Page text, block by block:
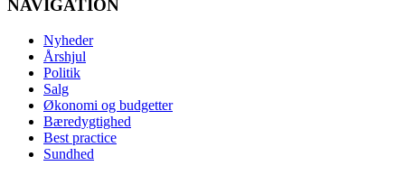
NAVIGATION
Nyheder
Årshjul
Politik
Salg
Økonomi og budgetter
Bæredygtighed
Best practice
Sundhed